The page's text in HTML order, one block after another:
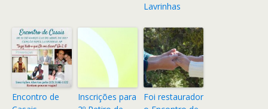
Lavrinhas
Encontro de
Inscrições para
Foi restaurador